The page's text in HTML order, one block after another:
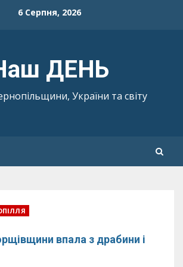
6 Серпня, 2026
ДЕНЬ
України та світу
впала з драбини і